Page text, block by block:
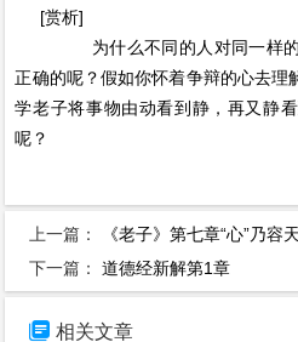
[赏析]
为什么不同的人对同一样的事
正确的呢？假如你怀着争辩的心去理
学老子将事物由动看到静，再又静
呢？
上一篇：
《老子》第七章“心”乃容
下一篇：道德经新解第1章
 相关文章